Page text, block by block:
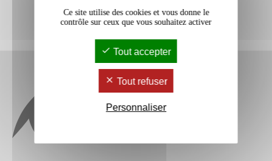
Ce site utilise des cookies et vous donne le
contrôle sur ceux que vous souhaitez activer
Tout accepter
Tout refuser
Personnaliser